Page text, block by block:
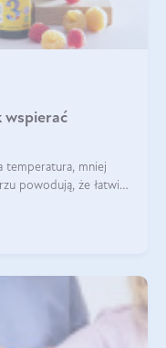
wspierać
temperatura, mniej
powodują, że łatwiej